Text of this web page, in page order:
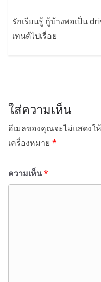
รักเรียนรู้ กู้บ้างพอเป็น
เทนต์ไปเรื่อย
ใส่ความเห็น
อีเมลของคุณจะไม่แสดงใ
เครื่องหมาย *
ความเห็น*